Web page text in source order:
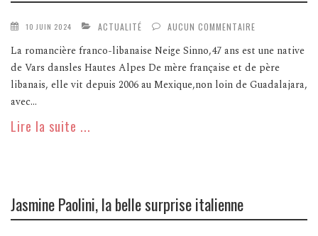
10 JUIN 2024 ACTUALITÉ AUCUN COMMENTAIRE
La romancière franco-libanaise Neige Sinno,47 ans est une native
de Vars dansles Hautes Alpes De mère française et de père
libanais, elle vit depuis 2006 au Mexique,non loin de Guadalajara,
avec...
Lire la suite ...
Jasmine Paolini, la belle surprise italienne